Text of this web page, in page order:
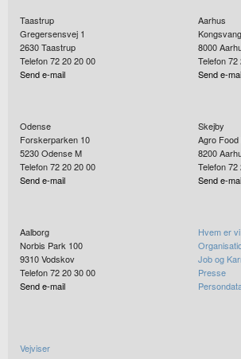
Taastrup
Gregersensvej 1
2630Taastrup
Telefon 72 20 20 00
Send e-mail
Aarhus
8000
Telefon 72
Send e-
Odense
Forskerparken 10
5230Odense M
Telefon 72 20 20 00
Send e-mail
Skejby
Agro
8200
Telefon 72
Send e-
Aalborg
Norbis Park 100
9310Vodskov
Telefon 72 20 30 00
Send e-mail
Hvem er vi
Job og
Presse
Vejviser